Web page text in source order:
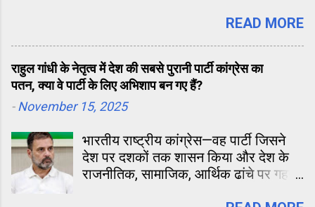
READ MORE
राहुल गांधी के नेतृत्व में देश की सबसे पुरानी पार्टी कांग्रेस का
पतन, क्या वे पार्टी के लिए अभिशाप बन गए हैं?
-November 15, 2025
भारतीय राष्ट्रीय कांग्रेस—वह पार्टी जिसने
देश पर दशकों तक शासन किया और देश के
राजनीतिक, सामाजिक, आर्थिक ढांचे पर गहरी